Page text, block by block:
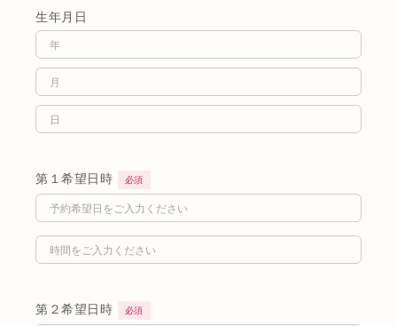
生年月日
第１希望日時 必須
第２希望日時 必須